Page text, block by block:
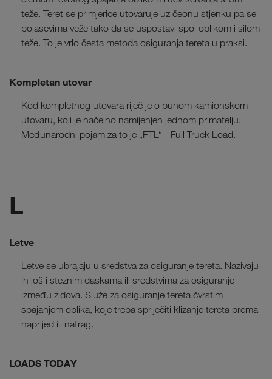
teže. Teret se primjerice utovaruje uz čeonu stjenku pa se
pojasevima veže tako da se uspostavi spoj oblikom i silom
teže. To je vrlo česta metoda osiguranja tereta u praksi.
Kompletan utovar
Kod kompletnog utovara riječ je o punom kamionskom
utovaru, koji je načelno namijenjen jednom primatelju.
Međunarodni pojam za to je „FTL“ - Full Truck Load.
L
Letve
Letve se ubrajaju u sredstva za osiguranje tereta. Nazivaju
ih još i steznim daskama ili sredstvima za osiguranje
između zidova. Služe za osiguranje tereta čvrstim
spajanjem oblika, koje treba spriječiti klizanje tereta prema
naprijed ili natrag.
LOADS TODAY